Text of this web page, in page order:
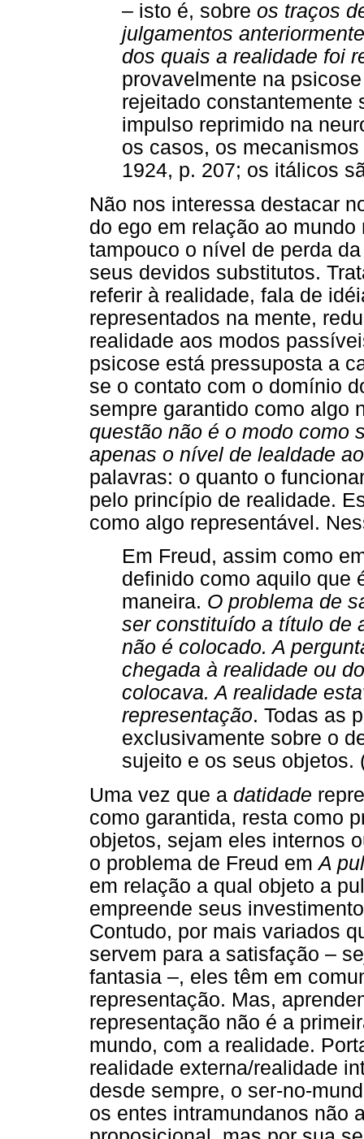
– isto é, sobre os traços
julgamentos
dos quais a realidade foi
provavelmente na
rejeitado constantemente
impulso reprimido na
os casos, os
1924, p. 207; os itálicos
Não nos interessa destacar
do ego em relação ao
tampouco o nível de perda
seus devidos substitutos.
referir à realidade, fala de
representados na mente,
realidade aos modos
psicose está pressuposta a
se o contato com o domínio
sempre garantido como algo
questão não é o modo como
apenas o nível de lealdade
palavras: o quanto o
pelo princípio de realidade.
como algo representável.
Em Freud, assim como
definido como aquilo que
maneira. O problema de
ser constituído a título de
não é colocado. A
chegada à realidade ou
colocava. A realidade
representação. Todas as
exclusivamente sobre o
sujeito e os seus objetos.
Uma vez que a datidade
como garantida, resta como
objetos, sejam eles internos
o problema de Freud emA
em relação a qual objeto a
empreende seus
Contudo, por mais variados
servem para a satisfação –
fantasia –, eles têm em
representação. Mas,
representação não é a
mundo, com a realidade.
realidade externa/realidade
desde sempre, o ser-no-
os entes intramundanos não